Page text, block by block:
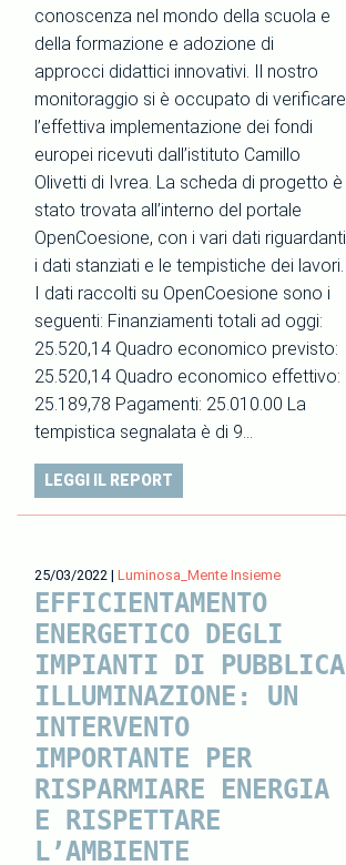
conoscenza nel mondo della scuola e
della formazione e adozione di
approcci didattici innovativi. Il nostro
monitoraggio si è occupato di verificare
l’effettiva implementazione dei fondi
europei ricevuti dall’istituto Camillo
Olivetti di Ivrea. La scheda di progetto è
stato trovata all’interno del portale
OpenCoesione, con i vari dati riguardanti
i dati stanziati e le tempistiche dei lavori.
I dati raccolti su OpenCoesione sono i
seguenti: Finanziamenti totali ad oggi:
25.520,14 Quadro economico previsto:
25.520,14 Quadro economico effettivo:
25.189,78 Pagamenti: 25.010.00 La
tempistica segnalata è di 9…
LEGGI IL REPORT
25/03/2022 | Luminosa_Mente Insieme
EFFICIENTAMENTO
ENERGETICO DEGLI
IMPIANTI DI PUBBLICA
ILLUMINAZIONE: UN
INTERVENTO
IMPORTANTE PER
RISPARMIARE ENERGIA
E RISPETTARE
L’AMBIENTE